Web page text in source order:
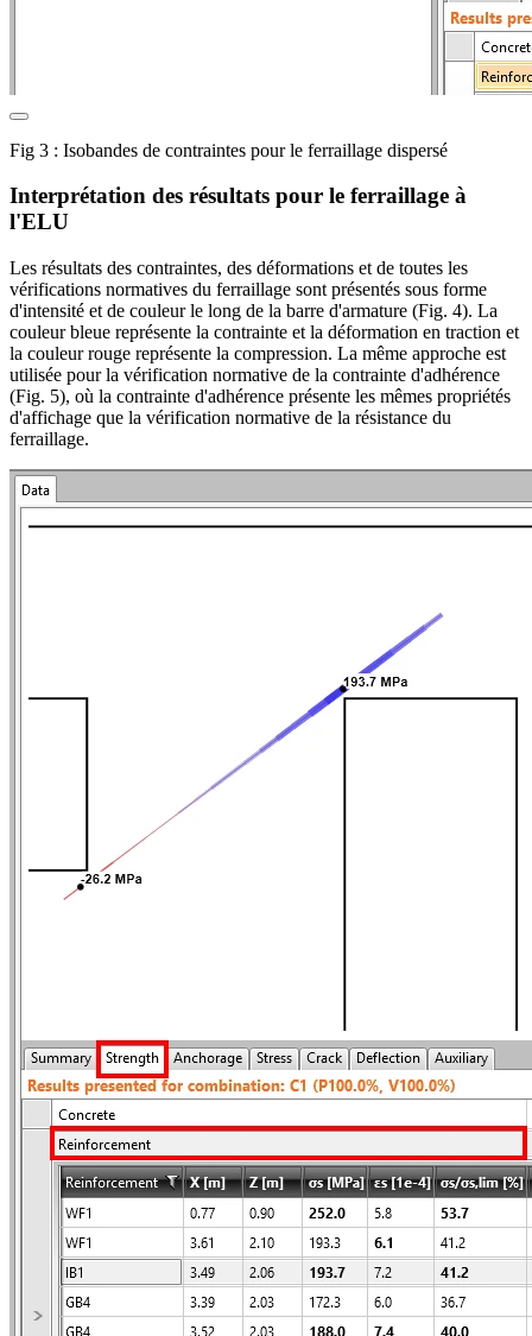
Fig 3 : Isobandes de contraintes pour le ferraillage dispersé
Interprétation des résultats pour le ferraillage à
l'ELU
Les résultats des contraintes, des déformations et de toutes les
vérifications normatives du ferraillage sont présentés sous forme
d'intensité et de couleur le long de la barre d'armature (Fig. 4). La
couleur bleue représente la contrainte et la déformation en traction et
la couleur rouge représente la compression. La même approche est
utilisée pour la vérification normative de la contrainte d'adhérence
(Fig. 5), où la contrainte d'adhérence présente les mêmes propriétés
d'affichage que la vérification normative de la résistance du
ferraillage.